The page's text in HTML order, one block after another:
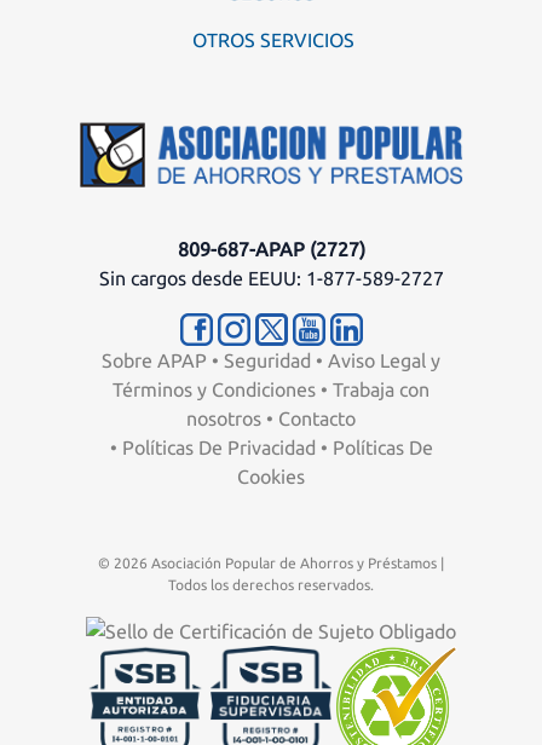
OTROS SERVICIOS
809-687-APAP (2727)
Sin cargos desde EEUU: 1-877-589-2727
Sobre APAP • Seguridad • Aviso Legal y
Términos y Condiciones • Trabaja con
nosotros • Contacto
• Políticas De Privacidad • Políticas De
Cookies
© 2026 Asociación Popular de Ahorros y Préstamos |
Todos los derechos reservados.